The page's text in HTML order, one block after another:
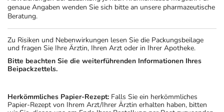
genaue Angaben wenden Sie sich bitte an unsere pharmazeutische
Beratung.
Zu Risiken und Nebenwirkungen lesen Sie die Packungsbeilage
und fragen Sie Ihre Ärztin, Ihren Arzt oder in Ihrer Apotheke.
Bitte beachten Sie die weiterführenden Informationen Ihres
Beipackzettels.
Herkömmliches Papier-Rezept: Falls Sie ein herkömmliches
Papier-Rezept von Ihrem Arzt/Ihrer Ärztin erhalten haben, bitten